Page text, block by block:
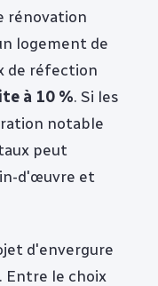
rénovation
logement de
de réfection
à 10 %. Si les
notable
peut
d'œuvre et
d'envergure
Entre le choix